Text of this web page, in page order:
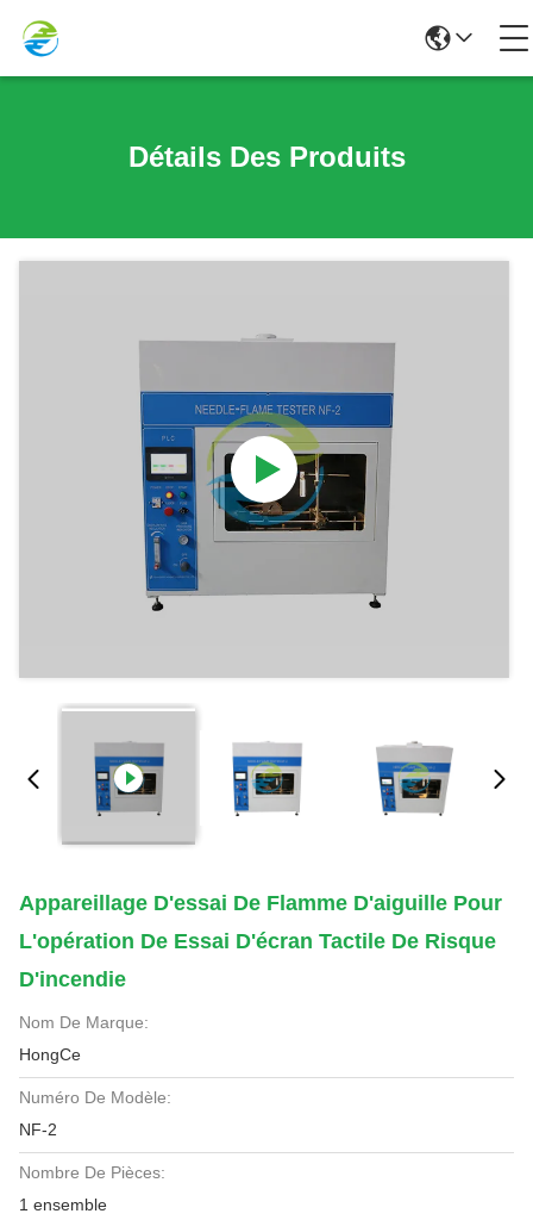
Détails Des Produits
Appareillage D'essai De Flamme D'aiguille Pour
L'opération De Essai D'écran Tactile De Risque
D'incendie
Nom De Marque:
HongCe
Numéro De Modèle:
NF-2
Nombre De Pièces:
1 ensemble